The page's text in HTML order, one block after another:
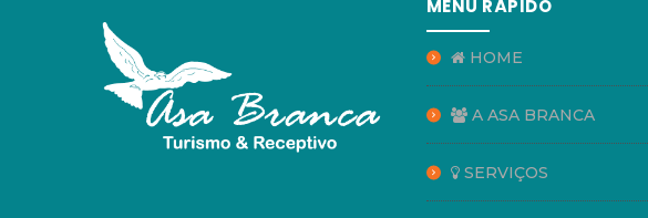
MENU RÁPIDO
HOME
A ASA BRANCA
SERVIÇOS